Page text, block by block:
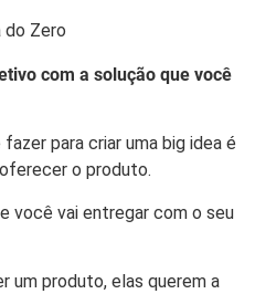
com a solução que você
para criar uma big idea é
o produto.
você vai entregar com o seu
um produto, elas querem a